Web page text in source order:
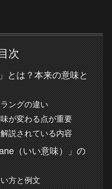
次
とは？本来の意味と
ングの違い
が変わる点が重要
説されている内容
（いい意味）」の
方と例文